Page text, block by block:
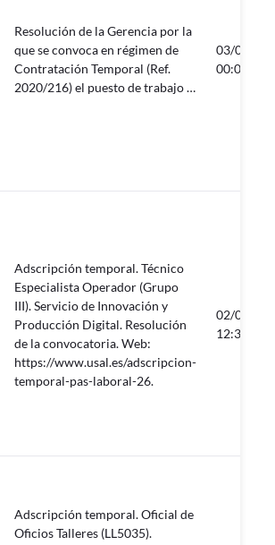
Resolución de la Gerencia por la
que se convoca en régimen de
Contratación Temporal (Ref.
2020/216) el puesto de trabajo …
03/03/
00:00:05
Adscripción temporal. Técnico
Especialista Operador (Grupo
III). Servicio de Innovación y
Producción Digital. Resolución
de la convocatoria. Web:
https://www.usal.es/adscripcion-
temporal-pas-laboral-26.
02/03/
12:34:38
Adscripción temporal. Oficial de
Oficios Talleres (LL5035).